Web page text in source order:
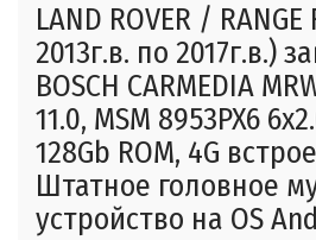
LAND ROVER / RANGE
2013г.в. по 2017г.в.)
BOSCH CARMEDIA
11.0, MSM 8953PX6
128Gb ROM, 4G
Штатное головное
устройство на OS